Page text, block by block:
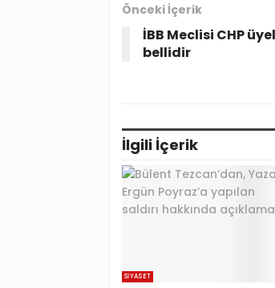
Önceki İçerik
İBB Meclisi CHP
bellidir
İlgili İçerik
SIYASET